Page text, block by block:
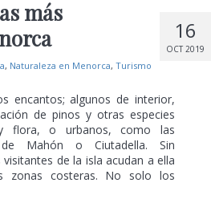
16
OCT 2019
más
, Naturaleza en Menorca, Turismo
encantos; algunos de interior,
de pinos y otras especies
flora, o urbanos, como las
de Mahón o Ciutadella. Sin
de la isla acudan a ella
zonas costeras. No solo los